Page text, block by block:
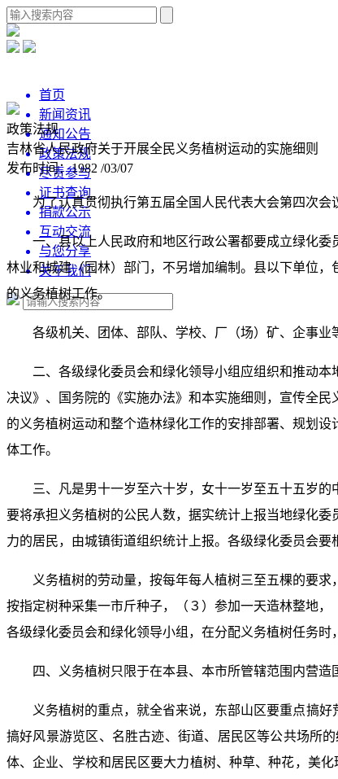
首页
新闻资讯
通知公告
政策法规
尽责参与
证书查询
捐款公示
互动交流
与您分享
关于我们
政策法规
吉林省人民政府关于开展全民义务植树运动的实施细则
发布时间：1982 /03/07
为了认真贯彻执行第五届全国人民代表大会第四次
一、县以上人民政府和地区行政公署都要成立绿化
林业和城建（园林）部门，不另增加编制。县以下单位
的义务植树工作。
各级机关、团体、部队、学校、厂（场）矿、企事
二、各级绿化委员会和绿化领导小组应组织和推动
决议》、国务院的《实施办法》和本实施细则，宣传全
的义务植树运动和整个造林绿化工作的安排部署、规划
体工作。
三、凡是男十一岁至六十岁，女十一岁至五十五岁
要将承担义务植树的公民人数，据实统计上报当地绿化
力的居民，由城镇街道组织统计上报。各级绿化委员会
义务植树的劳动量，按每年每人植树三至五棵的要
按指定树种采集一市斤种子，（３）参加一天造林整地
各级绿化委员会和绿化领导小组，在分配义务植树任务
四、义务植树只限于在本县、本市所管辖范围内营
义务植树的重点，就全省来说，东部山区要重点搞
搞好风景游览区、名胜古迹、街道、居民区等公共场所
体、企业、学校和居民区要大力植树、种草、种花，美